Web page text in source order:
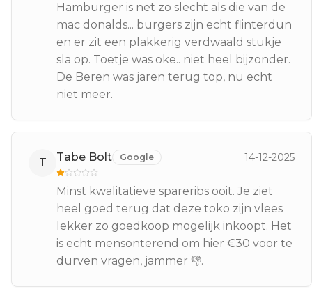
Hamburger is net zo slecht als die van de
mac donalds... burgers zijn echt flinterdun
en er zit een plakkerig verdwaald stukje
sla op. Toetje was oke.. niet heel bijzonder.
De Beren was jaren terug top, nu echt
niet meer.
T Tabe Bolt Google 14-12-2025
Minst kwalitatieve spareribs ooit. Je ziet
heel goed terug dat deze toko zijn vlees
lekker zo goedkoop mogelijk inkoopt. Het
is echt mensonterend om hier €30 voor te
durven vragen, jammer 👎.